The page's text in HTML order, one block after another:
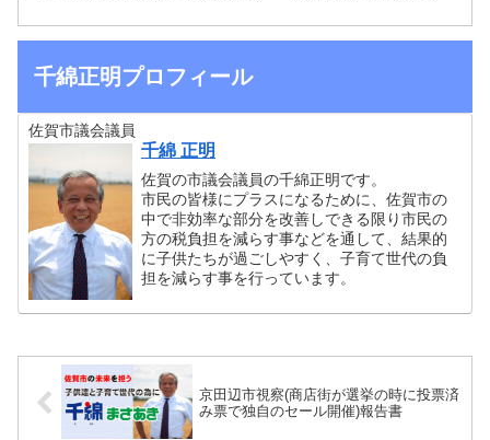
千綿正明プロフィール
佐賀市議会議員
千綿 正明
佐賀の市議会議員の千綿正明です。
市民の皆様にプラスになるために、佐賀市の
中で非効率な部分を改善しできる限り市民の
方の税負担を減らす事などを通して、結果的
に子供たちが過ごしやすく、子育て世代の負
担を減らす事を行っています。
京田辺市視察(商店街が選挙の時に投票済
み票で独自のセール開催)報告書